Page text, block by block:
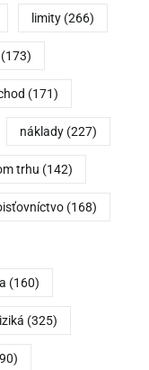
limity (266)
(173)
(171)
náklady (227)
trhu (142)
(168)
(160)
(325)